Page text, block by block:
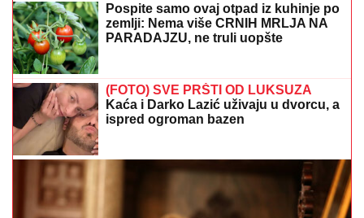
Pospite samo ovaj otpad iz kuhinje po
zemlji: Nema više CRNIH MRLJA NA
PARADAJZU, ne truli uopšte
(FOTO) SVE PRŠTI OD LUKSUZA
Kaća i Darko Lazić uživaju u dvorcu, a
ispred ogroman bazen